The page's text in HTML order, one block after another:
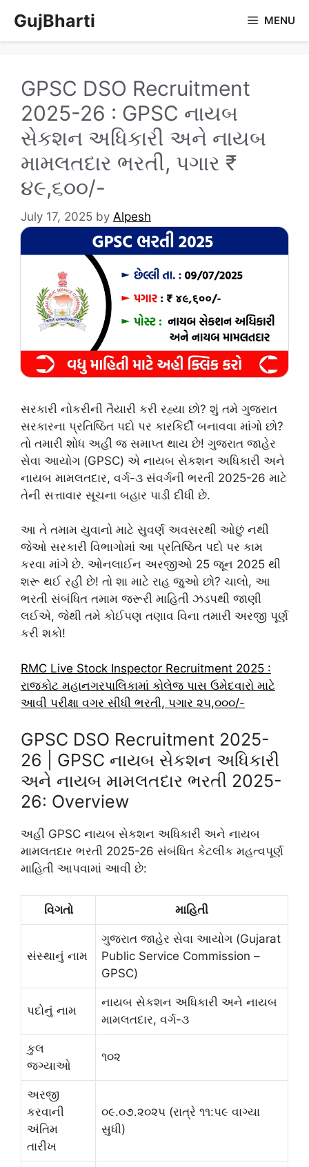
content
GujBharti MENU
GPSC DSO Recruitment
2025-26 : GPSC નાયબ
સેકશન અધિકારી અને નાયબ
મામલતદાર ભરતી, પગાર ₹
૪૯,૬૦૦/-
July 17, 2025 by Alpesh
સરકારી નોકરીની તૈયારી કરી રહ્યા છો? શું તમે ગુજરાત
સરકારના પ્રતિષ્ઠિત પદો પર કારકિર્દી બનાવવા માંગો છો?
તો તમારી શોધ અહીં જ સમાપ્ત થાય છે! ગુજરાત જાહેર
સેવા આયોગ (GPSC) એ નાયબ સેકશન અધિકારી અને
નાયબ મામલતદાર, વર્ગ-૩ સંવર્ગની ભરતી 2025-26 માટે
તેની સત્તાવાર સૂચના બહાર પાડી દીધી છે.
આ તે તમામ યુવાનો માટે સુવર્ણ અવસરથી ઓછું નથી
જેઓ સરકારી વિભાગોમાં આ પ્રતિષ્ઠિત પદો પર કામ
કરવા માંગે છે. ઓનલાઈન અરજીઓ 25 જૂન 2025 થી
શરૂ થઈ રહી છે! તો શા માટે રાહ જુઓ છો? ચાલો, આ
ભરતી સંબંધિત તમામ જરૂરી માહિતી ઝડપથી જાણી
લઈએ, જેથી તમે કોઈપણ તણાવ વિના તમારી અરજી પૂર્ણ
કરી શકો!
RMC Live Stock Inspector Recruitment 2025 :
રાજકોટ મહાનગરપાલિકામાં કોલેજ પાસ ઉમેદવારો માટે
આવી પરીક્ષા વગર સીધી ભરતી, પગાર ૨૫,૦૦૦/-
GPSC DSO Recruitment 2025-
26 | GPSC નાયબ સેકશન અધિકારી
અને નાયબ મામલતદાર ભરતી 2025-
26: Overview
અહીં GPSC નાયબ સેકશન અધિકારી અને નાયબ
મામલતદાર ભરતી 2025-26 સંબંધિત કેટલીક મહત્વપૂર્ણ
માહિતી આપવામાં આવી છે:
વિગતો માહિતી
સંસ્થાનું નામ
ગુજરાત જાહેર સેવા આયોગ (Gujarat
Public Service Commission –
GPSC)
પદોનું નામ
નાયબ સેકશન અધિકારી અને નાયબ
મામલતદાર, વર્ગ-૩
કુલ
જગ્યાઓ
૧૦૨
અરજી
કરવાની
અંતિમ
તારીખ
૦૯.૦૭.૨૦૨૫ (રાત્રે ૧૧:૫૯ વાગ્યા
સુધી)